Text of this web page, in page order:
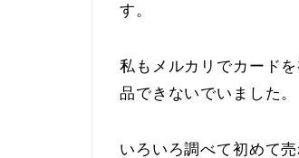
す。
私もメルカリでカード
品できないでいました。
いろいろ調べて初めて